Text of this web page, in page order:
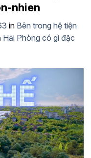
nhien
in Bên trong hệ tiện
Phòng có gì đặc